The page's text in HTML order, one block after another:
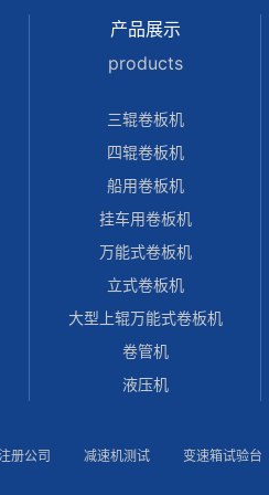
产品展示
products
三辊卷板机
四辊卷板机
船用卷板机
挂车用卷板机
万能式卷板机
立式卷板机
大型上辊万能式卷板机
卷管机
液压机
册公司 减速机测试 变速箱试验台